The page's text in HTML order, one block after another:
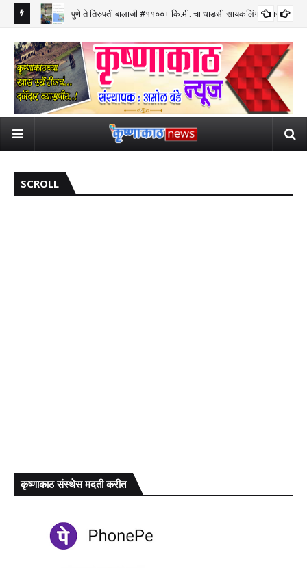
पुणे ते तिरुपती बालाजी #११००+ कि.मी. चा धाडसी सायकलिंग प्रवास पूर्ण
SCROLL
कृष्णाकाठ संस्थेस मदती करीत